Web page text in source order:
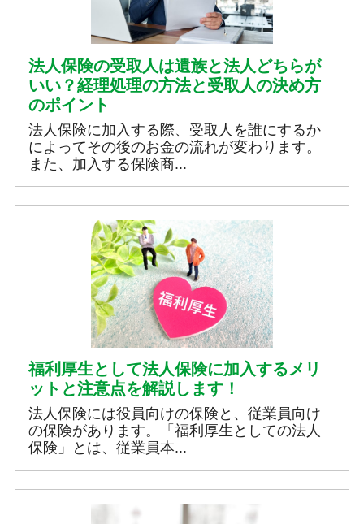
法人保険の受取人は遺族と法人どちらが
いい？経理処理の方法と受取人の決め方
のポイント
法人保険に加入する際、受取人を誰にするか
によってその後のお金の流れが変わります。
また、加入する保険商...
福利厚生として法人保険に加入するメリ
ットと注意点を解説します！
法人保険には役員向けの保険と、従業員向け
の保険があります。「福利厚生としての法人
保険」とは、従業員本...